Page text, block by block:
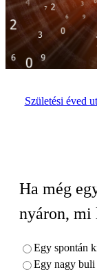
Születési éved
Ha még
nyáron, mi
Egy spontán
Egy nagy buli